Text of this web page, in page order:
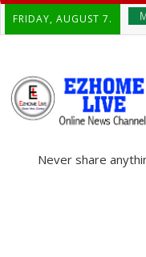
FRIDAY, AUGUST 7.
Never share